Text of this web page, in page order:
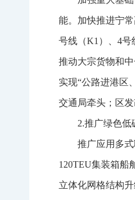
能。加快推进宁
号线（K1）、4号
推动大宗货物和
实现“公路进港区
交通局牵头；区
2.推广绿色低
推广应用多
120TEU集装箱船
立体化网格结构